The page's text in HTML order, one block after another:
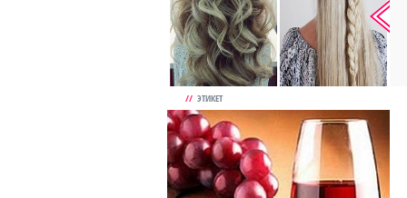
// ЭТИКЕТ